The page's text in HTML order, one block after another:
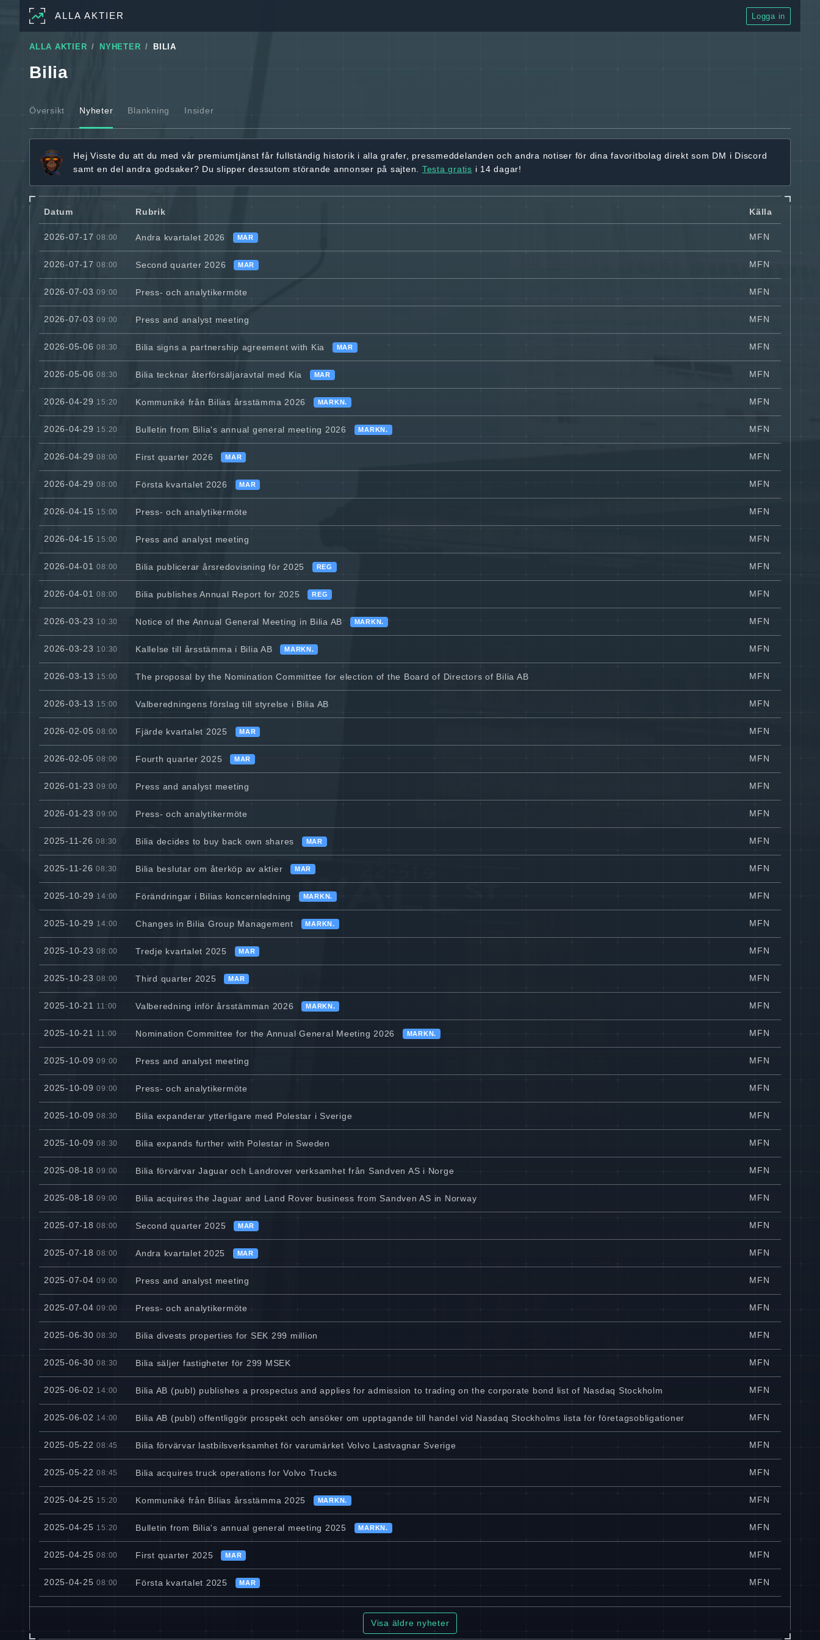
ALLA AKTIER Logga in
ALLA AKTIER NYHETER BILIA
Bilia
Översikt Nyheter Blankning Insider
Hej Visste du att du med vår premiumtjänst fårfullständig historik i alla grafer, pressmeddelanden och andra notiser för dina favoritbolag direkt som DM i Discord
samt en del andra godsaker? Du slipper dessutom störande annonser på sajten. Testa gratis i 14 dagar!
Datum Rubrik Källa
2026-07-17 08:00 Andra kvartalet 2026 MAR MFN
2026-07-17 08:00 Second quarter 2026 MAR MFN
2026-07-03 09:00 Press- och analytikermöte MFN
2026-07-03 09:00 Press and analyst meeting MFN
2026-05-06 08:30 Bilia signs a partnership agreement with Kia MAR MFN
2026-05-06 08:30 Bilia tecknar återförsäljaravtal med Kia MAR MFN
2026-04-29 15:20 Kommuniké från Bilias årsstämma 2026 MARKN. MFN
2026-04-29 15:20 Bulletin from Bilia's annual general meeting 2026 MARKN. MFN
2026-04-29 08:00 First quarter 2026 MAR MFN
2026-04-29 08:00 Första kvartalet 2026 MAR MFN
2026-04-15 15:00 Press- och analytikermöte MFN
2026-04-15 15:00 Press and analyst meeting MFN
2026-04-01 08:00 Bilia publicerar årsredovisning för 2025 REG MFN
2026-04-01 08:00 Bilia publishes Annual Report for 2025 REG MFN
2026-03-23 10:30 Notice of the Annual General Meeting in Bilia AB MARKN. MFN
2026-03-23 10:30 Kallelse till årsstämma i Bilia AB MARKN. MFN
2026-03-13 15:00 The proposal by the Nomination Committee for election of the Board of Directors of Bilia AB MFN
2026-03-13 15:00 Valberedningens förslag till styrelse i Bilia AB MFN
2026-02-05 08:00 Fjärde kvartalet 2025 MAR MFN
2026-02-05 08:00 Fourth quarter 2025 MAR MFN
2026-01-23 09:00 Press and analyst meeting MFN
2026-01-23 09:00 Press- och analytikermöte MFN
2025-11-26 08:30 Bilia decides to buy back own shares MAR MFN
2025-11-26 08:30 Bilia beslutar om återköp av aktier MAR MFN
2025-10-29 14:00 Förändringar i Bilias koncernledning MARKN. MFN
2025-10-29 14:00 Changes in Bilia Group Management MARKN. MFN
2025-10-23 08:00 Tredje kvartalet 2025 MAR MFN
2025-10-23 08:00 Third quarter 2025 MAR MFN
2025-10-21 11:00 Valberedning inför årsstämman 2026 MARKN. MFN
2025-10-21 11:00 Nomination Committee for the Annual General Meeting 2026 MARKN. MFN
2025-10-09 09:00 Press and analyst meeting MFN
2025-10-09 09:00 Press- och analytikermöte MFN
2025-10-09 08:30 Bilia expanderar ytterligare med Polestar i Sverige MFN
2025-10-09 08:30 Bilia expands further with Polestar in Sweden MFN
2025-08-18 09:00 Bilia förvärvar Jaguar och Landrover verksamhet från Sandven AS i Norge MFN
2025-08-18 09:00 Bilia acquires the Jaguar and Land Rover business from Sandven AS in Norway MFN
2025-07-18 08:00 Second quarter 2025 MAR MFN
2025-07-18 08:00 Andra kvartalet 2025 MAR MFN
2025-07-04 09:00 Press and analyst meeting MFN
2025-07-04 09:00 Press- och analytikermöte MFN
2025-06-30 08:30 Bilia divests properties for SEK 299 million MFN
2025-06-30 08:30 Bilia säljer fastigheter för 299 MSEK MFN
2025-06-02 14:00 Bilia AB (publ) publishes a prospectus and applies for admission to trading on the corporate bond list of Nasdaq Stockholm MFN
2025-06-02 14:00 Bilia AB (publ) offentliggör prospekt och ansöker om upptagande till handel vid Nasdaq Stockholms lista för företagsobligationer MFN
2025-05-22 08:45 Bilia förvärvar lastbilsverksamhet för varumärket Volvo Lastvagnar Sverige MFN
2025-05-22 08:45 Bilia acquires truck operations for Volvo Trucks MFN
2025-04-25 15:20 Kommuniké från Bilias årsstämma 2025 MARKN. MFN
2025-04-25 15:20 Bulletin from Bilia's annual general meeting 2025 MARKN. MFN
2025-04-25 08:00 First quarter 2025 MAR MFN
2025-04-25 08:00 Första kvartalet 2025 MAR MFN
Visa äldre nyheter